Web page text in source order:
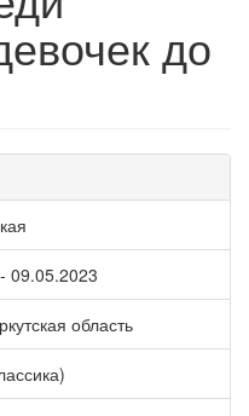
до
09.05.2023
область